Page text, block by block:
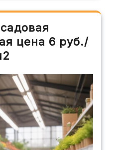
цена 6 руб./